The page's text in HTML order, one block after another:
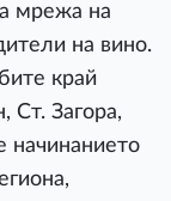
мрежа на
на вино.
край
Ст. Загора,
начинанието